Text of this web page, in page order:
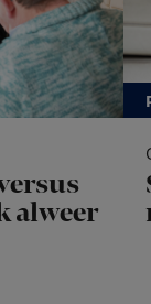
alweer